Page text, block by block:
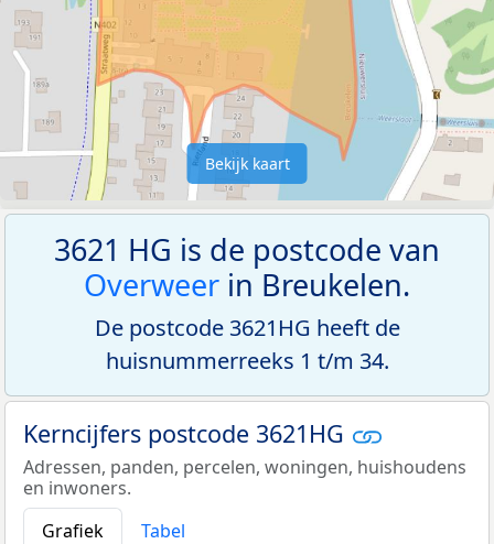
Bekijk kaart
3621 HG is de postcode van
Overweer in Breukelen.
De postcode 3621HG heeft de
huisnummerreeks 1 t/m 34.
Kerncijfers postcode 3621HG
Adressen, panden, percelen, woningen, huishoudens
en inwoners.
Grafiek
Tabel